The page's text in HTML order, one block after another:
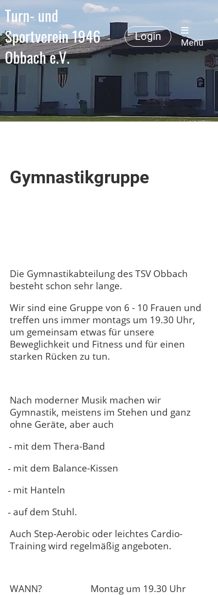
Turn- und
Sportverein 1946
Obbach e.V.
Login
Menü
Gymnastikgruppe
Die Gymnastikabteilung des TSV Obbach
besteht schon sehr lange.
Wir sind eine Gruppe von 6 - 10 Frauen und
treffen uns immer montags um 19.30 Uhr,
um gemeinsam etwas für unsere
Beweglichkeit und Fitness und für einen
starken Rücken zu tun.
Nach moderner Musik machen wir
Gymnastik, meistens im Stehen und ganz
ohne Geräte, aber auch
- mit dem Thera-Band
- mit dem Balance-Kissen
- mit Hanteln
- auf dem Stuhl.
Auch Step-Aerobic oder leichtes Cardio-
Training wird regelmäßig angeboten.
WANN? Montag um 19.30 Uhr